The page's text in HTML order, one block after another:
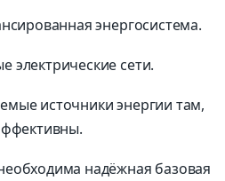
энергосистема.
сети.
источники энергии там,
надёжная базовая